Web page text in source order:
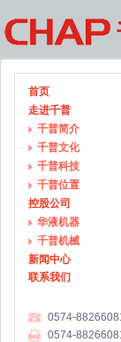
首页
走进千普
千普简介
千普文化
千普科技
千普位置
控股公司
华液机器
千普机械
新闻中心
联系我们
0574-
0574-